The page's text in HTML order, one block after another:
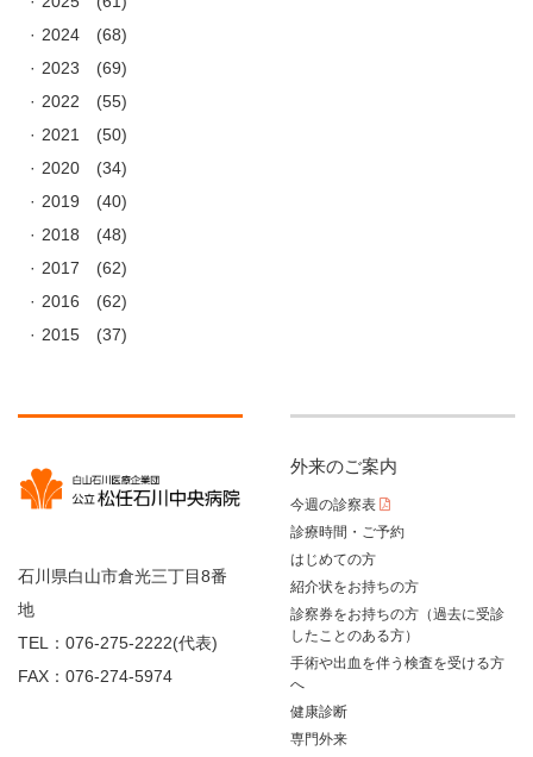
2024
(68)
2023
(69)
2022
(55)
2021
(50)
2020
(34)
2019
(40)
2018
(48)
2017
(62)
2016
(62)
2015
(37)
石川県白山市倉光三丁目8番
地
TEL：076-275-2222(代表)
FAX：076-274-5974
外来のご案内
今週の診察表
診療時間・ご予約
はじめての方
紹介状をお持ちの方
診察券をお持ちの方（過去に受診
したことのある方）
手術や出血を伴う検査を受ける方
へ
健康診断
専門外来